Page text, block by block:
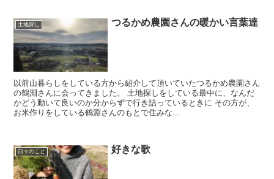
土地探し つるかめ農園さんの暖かい言葉達
以前山暮らしをしている方から紹介して頂いていたつるかめ農園さん
の鶴淵さんに会ってきました。 土地探しをしている最中に、なんだ
かどう動いて良いのか分からずで行き詰っているときに その方が、
お米作りをしている鶴淵さんのもとで住みな...
日々のこと 好きな歌